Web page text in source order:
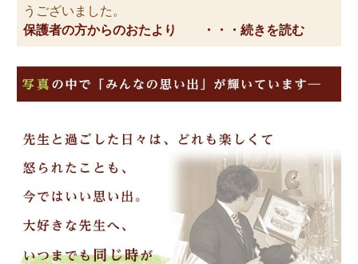
うございました。
保護者の方からのおたより ・・・続きを読む